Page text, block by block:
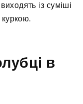
із суміші
в